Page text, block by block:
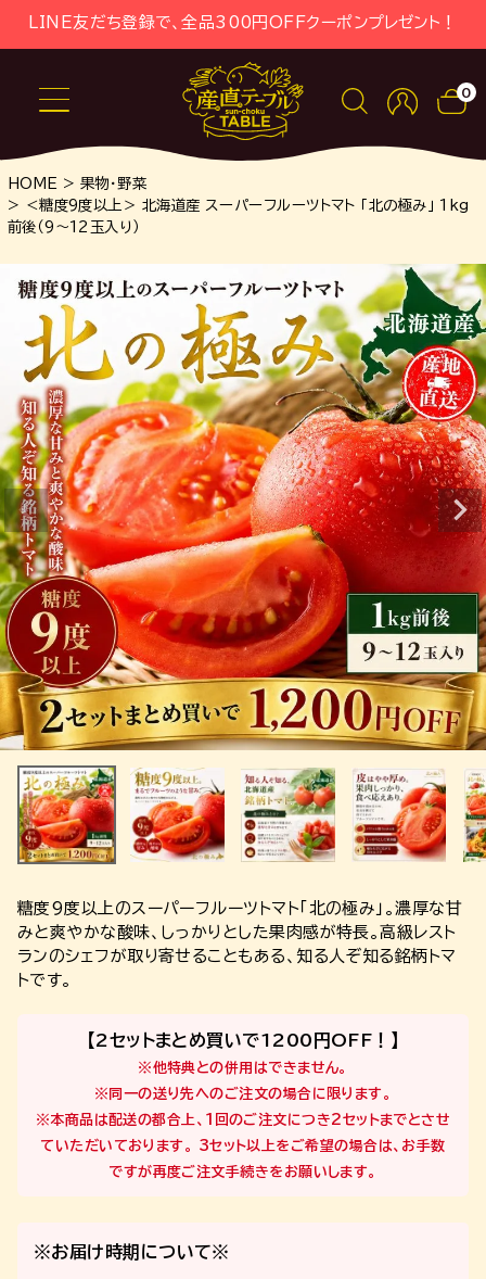
LINE友だち登録で、全品300円OFFクーポンプレゼント！
0
HOME
果物・野菜
＜糖度9度以上＞ 北海道産 スーパーフルーツトマト 「北の極み」 1kg
前後（9～12玉入り）
糖度9度以上のスーパーフルーツトマト「北の極み」。濃厚な甘
みと爽やかな酸味、しっかりとした果肉感が特長。高級レスト
ランのシェフが取り寄せることもある、知る人ぞ知る銘柄トマ
トです。
【2セットまとめ買いで1200円OFF！】
※他特典との併用はできません。
※同一の送り先へのご注文の場合に限ります。
※本商品は配送の都合上、 1回のご注文につき2セットまでとさせ
ていただいております。 3セット以上をご希望の場合は、お手数
ですが再度ご注文手続きをお願いします。
※お届け時期について※